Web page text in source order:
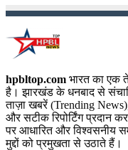
hpbltop.com भारत का एक
है। झारखंड के धनबाद से
ताज़ा खबरें (Trending
और सटीक रिपोर्टिंग प्रदान
पर आधारित और विश्वसनीय
मुद्दों को प्रमुखता से उठाते हैं।